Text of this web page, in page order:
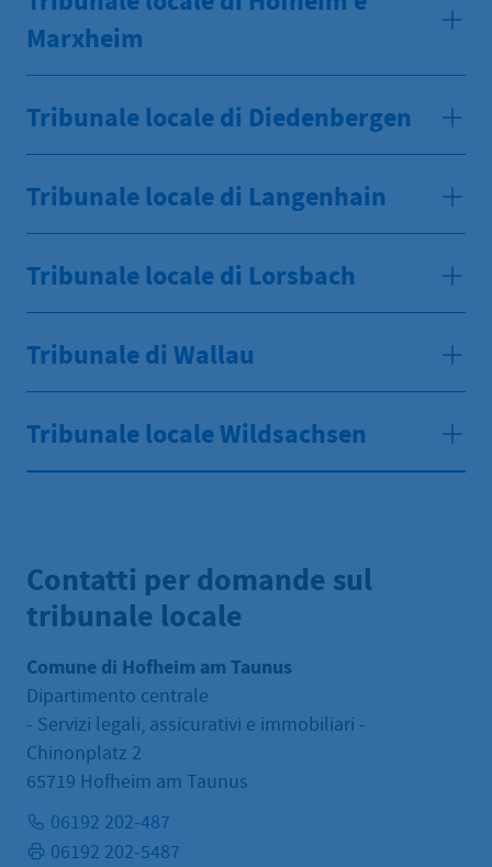
Marxheim
Tribunale locale di Diedenbergen
Tribunale locale di Langenhain
Tribunale locale di Lorsbach
Tribunale di Wallau
Tribunale locale Wildsachsen
Contatti per domande sul
tribunale locale
Comune di Hofheim am Taunus
Dipartimento centrale
- Servizi legali, assicurativi e immobiliari -
Chinonplatz 2
65719 Hofheim am Taunus
06192 202-487
06192 202-5487